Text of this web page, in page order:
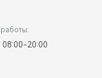
08:00-20:00